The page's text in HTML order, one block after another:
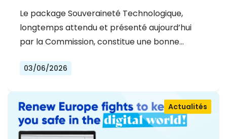
OÙ UN BOND ÉTAIT NÉCESSAIRE
Le package Souveraineté Technologique,
longtemps attendu et présenté aujourd’hui
par la Commission, constitue une bonne…
03/06/2026
Actualités